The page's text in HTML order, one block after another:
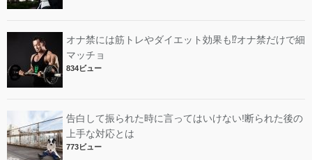
オナ禁には筋トレやダイエット効果も⁉︎オナ禁だけで細
マッチョ
834ビュー
告白して振られた時に言ってはいけない!断られた後の
上手な対応とは
773ビュー